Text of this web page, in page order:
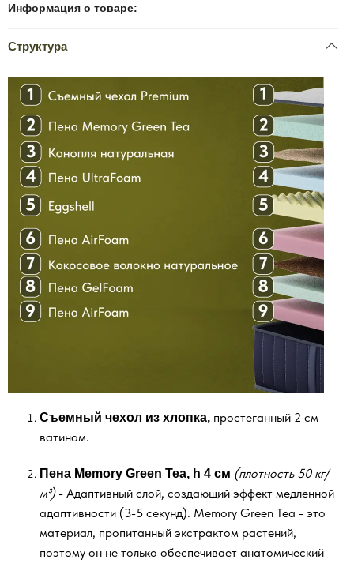
от 22200 mdl
Подробнее
Информация о товаре:
Структура
Съемный чехол из хлопка, простеганный 2 см
ватином.
Пена Memory Green Tea, h 4 см (плотность 50 кг/
м³)- Адаптивный слой, создающий эффект медленной
адаптивности (3-5 секунд). Memory Green Tea - это
материал, пропитанный экстрактом растений,
поэтому он не только обеспечивает анатомический